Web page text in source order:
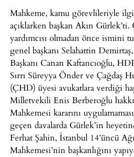
Mahkeme, kamu görevlileriyle
açıklarken başkan Akın
yardımcısı olmadan önce ismini
genel başkanı Selahattin
Başkanı Canan Kaftancıoğlu,
Sırrı Süreyya Önder ve Çağdaş
(ÇHD) üyesi avukatlara verdiği
Milletvekili Enis Berberoğlu
Mahkemesi kararını
geçen davalarda Gürlek’in
Ferhat Şahin, İstanbul 14’üncü
Mahkemesi’nin başkanlığını